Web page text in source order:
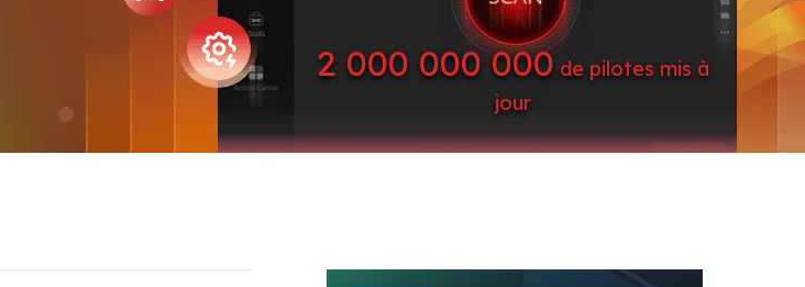
2 000 000 000 de pilotes mis à
jour